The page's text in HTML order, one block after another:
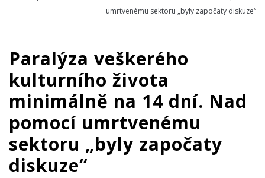
umrtvenému sektoru „byly započaty diskuze“
Paralýza veškerého
kulturního života
minimálně na 14 dní. Nad
pomocí umrtvenému
sektoru „byly započaty
diskuze“